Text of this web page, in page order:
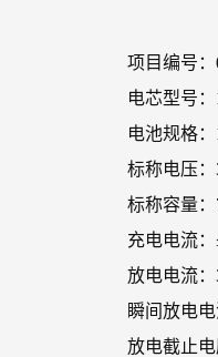
项目编号：
电芯型号：
电池规格：
标称电压
标称容量：
充电电流：
放电电流：
瞬间放电
放电截止